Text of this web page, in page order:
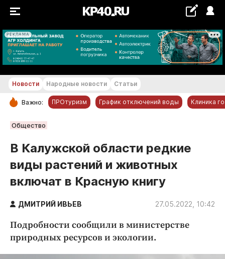
РЕКЛАМА
+19...+20 °С
РУБРИКИ
Новости компаний
Статьи
Народные новости
Авто и транспорт
Новости Народные новости Статьи
Важно: ПРОтуризм График отключений воды Клиника
Общество
В Калужской области редкие
виды растений и животных
включат в Красную книгу
ДМИТРИЙ ИВЬЕВ 27.05.2022, 10:42
Подробности сообщили в министерстве
природных ресурсов и экологии.